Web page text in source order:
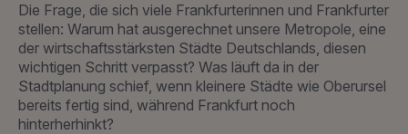
Die Frage, die sich viele Frankfurterinnen und Frankfurter
stellen: Warum hat ausgerechnet unsere Metropole, eine
der wirtschaftsstärksten Städte Deutschlands, diesen
wichtigen Schritt verpasst? Was läuft da in der
Stadtplanung schief, wenn kleinere Städte wie Oberursel
bereits fertig sind, während Frankfurt noch
hinterherhinkt?